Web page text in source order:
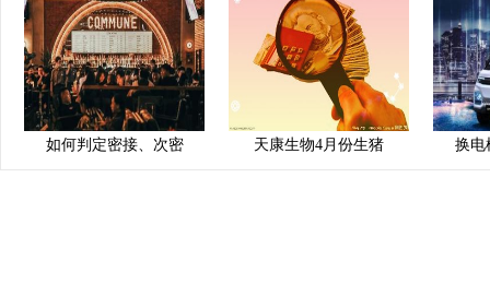
如何判定密接、次密 天康生物4月份生猪 换电